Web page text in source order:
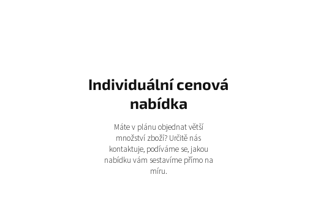
Individuální cenová
nabídka
Máte v plánu objednat větší
množství zboží? Určitě nás
kontaktuje, podíváme se, jakou
nabídku vám sestavíme přímo na
míru.